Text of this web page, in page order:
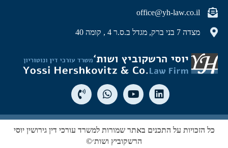
office@yh-law.co.il
מצדה 7 בני ברק, מגדל ב.ס.ר 4 , קומה 40
כל הזכויות על התכנים באתר שמורות למשרד עורכי דין גירושין יוסי
הרשקוביץ ושות׳©